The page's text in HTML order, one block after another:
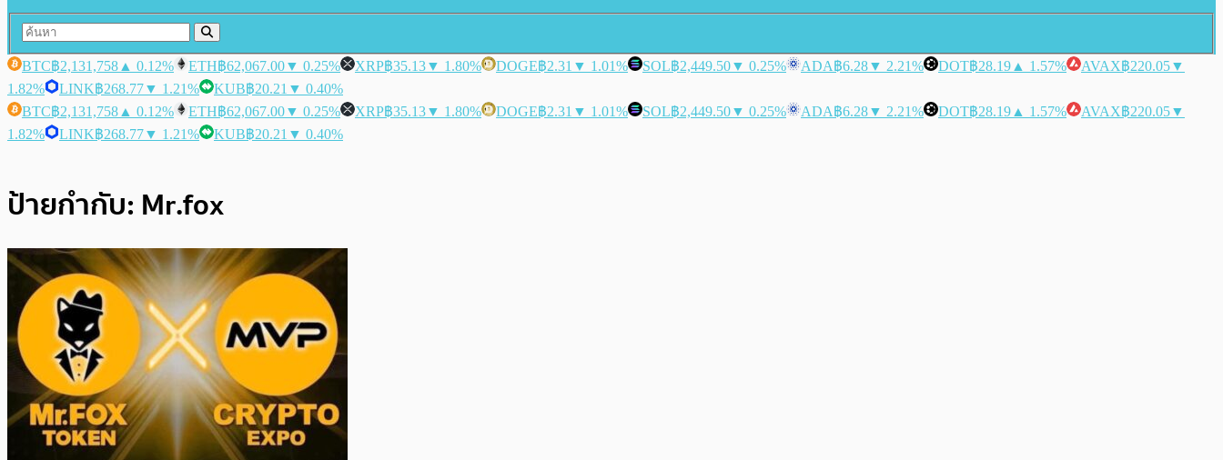
BTC฿2,131,758 ▲ 0.12% ETH฿62,067.00▼ 0.25% XRP฿35.13▼ 1.80% DOGE฿2.31 ▼ 1.01% SOL฿2,449.50▼ 0.25% ADA฿6.28▼ 2.21% DOT฿28.19 ▲ 1.57% AVAX฿220.05▼
1.82%
LINK฿268.77▼ 1.21% KUB฿20.21 ▼ 0.40%
BTC฿2,131,758 ▲ 0.12% ETH฿62,067.00▼ 0.25% XRP฿35.13▼ 1.80% DOGE฿2.31 ▼ 1.01% SOL฿2,449.50▼ 0.25% ADA฿6.28▼ 2.21% DOT฿28.19 ▲ 1.57% AVAX฿220.05▼
1.82%
LINK฿268.77▼ 1.21% KUB฿20.21 ▼ 0.40%
ป้ายกำกับ: Mr.fox